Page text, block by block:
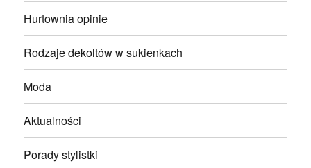
Hurtownia opinie
Rodzaje dekoltów w sukienkach
Moda
Aktualności
Porady stylistki